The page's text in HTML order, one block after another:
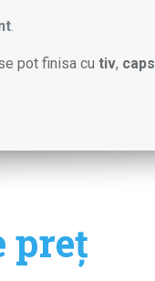
.
pot finisa cu tiv,
preţ